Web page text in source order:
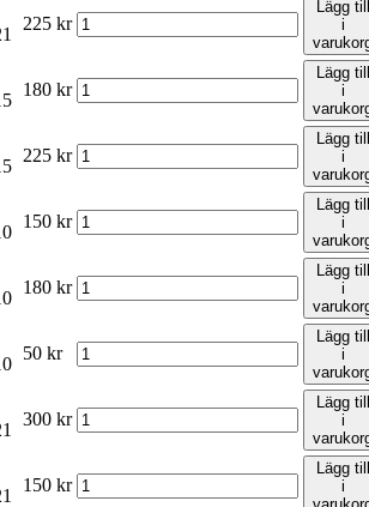
225 kr
Lägg till
i
180 kr
Lägg till
i
225 kr
Lägg till
i
150 kr
Lägg till
i
180 kr
Lägg till
i
50 kr
Lägg till
i
300 kr
Lägg till
i
150 kr
Lägg till
i